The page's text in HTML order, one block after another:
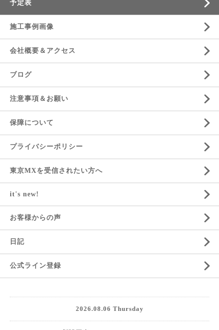
予定表
施工事例画像
会社概要＆アクセス
ブログ
注意事項＆お願い
保障について
プライバシーポリシー
東京MXを受信されたい方へ
it's new!
お客様からの声
日記
公式ライン登録
2026.08.06 Thursday